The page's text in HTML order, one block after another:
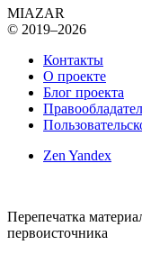
MIAZAR
© 2019–2026
Контакты
О проекте
Блог проекта
Zen Yandex
Перепечатка
первоисточника